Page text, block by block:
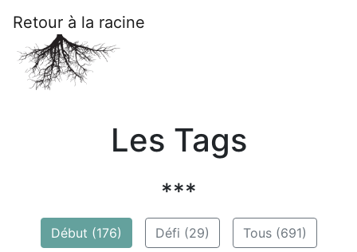
Retour à la racine
Les Tags
***
Début (176) Défi (29) Tous (691)